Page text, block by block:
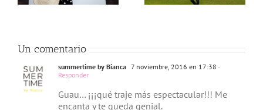
Un comentario
summertime by Bianca 7 noviembre, 2016 en 17:38 -
Responder
Guau… ¡¡¡qué traje más espectacular!!! Me
encanta y te queda genial.